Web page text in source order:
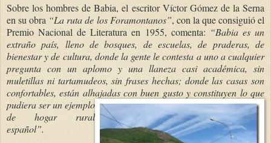
Sobre los hombres de Babia, el escritor Víctor Gómez de la Serna
en su obra “La ruta de los Foramontanos”, con la que consiguió el
Premio Nacional de Literatura en 1955, comenta: “Babia es un
extraño país, lleno de bosques, de escuelas, de praderas, de
bienestar y de cultura, donde la gente le contesta a uno a cualquier
pregunta con un aplomo y una llaneza casi académica, sin
muletillas ni tartamudeos, sin frases hechas; donde las casas son
confortables, están alhajadas con buen gusto y constituyen lo que
pudiera ser un ejemplo
de hogar rural
español”.